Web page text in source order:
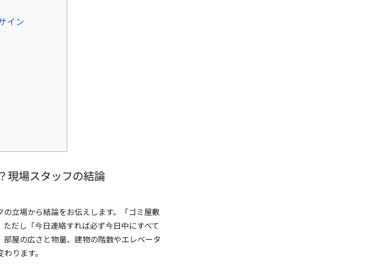
イン
現場スタッフの結論
立場から結論をお伝えします。「ゴミ屋敷
だし「今日連絡すれば必ず今日中にすべて
屋の広さと物量、建物の階数やエレベータ
ります。